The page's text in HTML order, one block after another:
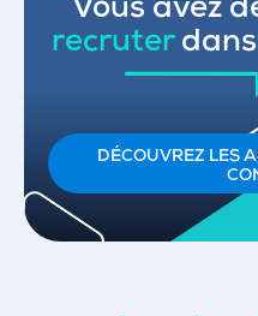
Vous avez
recruterdans
DÉCOUVREZ LES